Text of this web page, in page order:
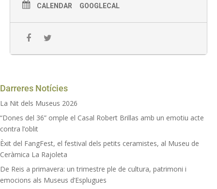
CALENDAR GOOGLECAL
Darreres Notícies
La Nit dels Museus 2026
“Dones del 36” omple el Casal Robert Brillas amb un emotiu acte
contra l’oblit
Èxit del FangFest, el festival dels petits ceramistes, al Museu de
Ceràmica La Rajoleta
De Reis a primavera: un trimestre ple de cultura, patrimoni i
emocions als Museus d’Esplugues